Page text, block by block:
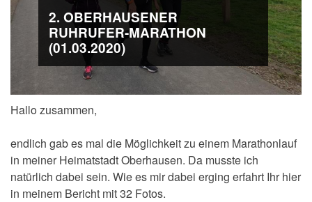
2. OBERHAUSENER
RUHRUFER-MARATHON
(01.03.2020)
Hallo zusammen,
endlich gab es mal die Möglichkeit zu einem Marathonlauf
in meiner Heimatstadt Oberhausen. Da musste ich
natürlich dabei sein. Wie es mir dabei erging erfahrt Ihr hier
in meinem Bericht mit 32 Fotos.